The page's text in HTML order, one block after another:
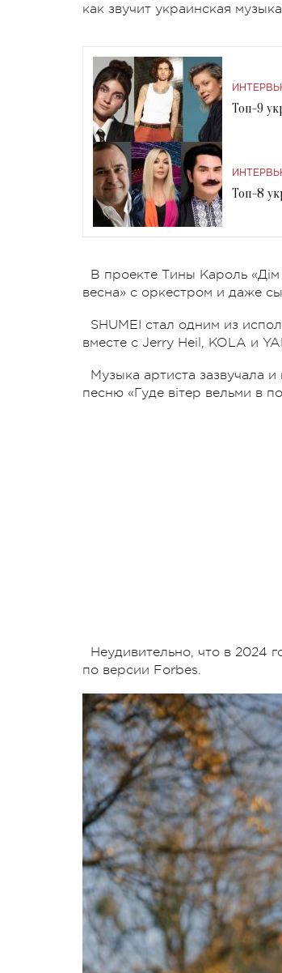
как звучит украинская
Топ-9
Топ-8
В проекте Тины Кароль
весна» с оркестром и даже
SHUMEI стал одним из
вместе с Jerry Heil, KOLA и
Музыка артиста зазвучала
песню «Гуде вітер вельми в
Неудивительно, что в 2024
по версии Forbes.